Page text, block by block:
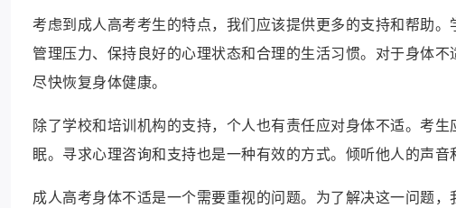
考虑到成人高考考生的特点，我们应该提供更多的支持和帮助
管理压力、保持良好的心理状态和合理的生活习惯。对于身体
尽快恢复身体健康。
除了学校和培训机构的支持，个人也有责任应对身体不适。考
眠。寻求心理咨询和支持也是一种有效的方式。倾听他人的声
成人高考身体不适是一个需要重视的问题。为了解决这一问题